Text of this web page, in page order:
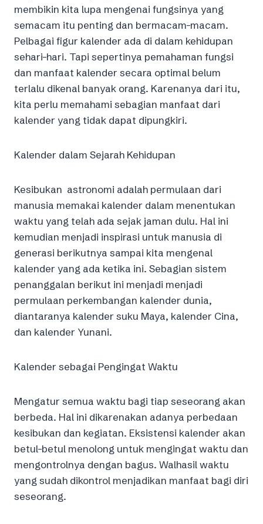
membikin kita lupa mengenai fungsinya yang
semacam itu penting dan bermacam-macam.
Pelbagai figur kalender ada di dalam kehidupan
sehari-hari. Tapi sepertinya pemahaman fungsi
dan manfaat kalender secara optimal belum
terlalu dikenal banyak orang. Karenanya dari itu,
kita perlu memahami sebagian manfaat dari
kalender yang tidak dapat dipungkiri.
Kalender dalam Sejarah Kehidupan
Kesibukan astronomi adalah permulaan dari
manusia memakai kalender dalam menentukan
waktu yang telah ada sejak jaman dulu. Hal ini
kemudian menjadi inspirasi untuk manusia di
generasi berikutnya sampai kita mengenal
kalender yang ada ketika ini. Sebagian sistem
penanggalan berikut ini menjadi menjadi
permulaan perkembangan kalender dunia,
diantaranya kalender suku Maya, kalender Cina,
dan kalender Yunani.
Kalender sebagai Pengingat Waktu
Mengatur semua waktu bagi tiap seseorang akan
berbeda. Hal ini dikarenakan adanya perbedaan
kesibukan dan kegiatan. Eksistensi kalender akan
betul-betul menolong untuk mengingat waktu dan
mengontrolnya dengan bagus. Walhasil waktu
yang sudah dikontrol menjadikan manfaat bagi diri
seseorang.